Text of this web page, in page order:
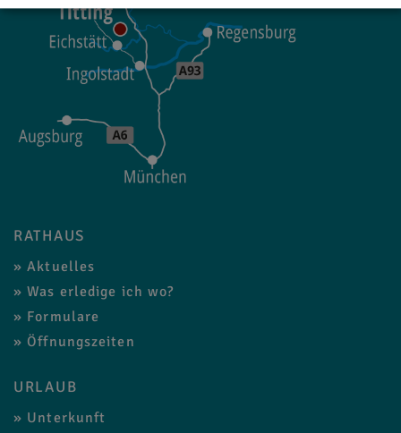
RATHAUS
Aktuelles
Was erledige ich wo?
Formulare
Öffnungszeiten
URLAUB
Unterkunft